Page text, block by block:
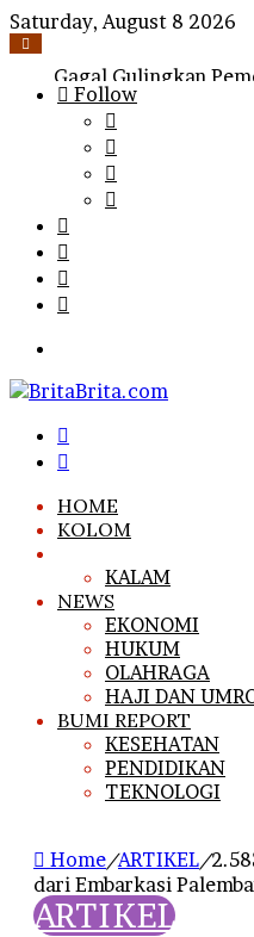
Saturday, August 8 2026
Follow
HOME
KOLOM
KALAM
NEWS
EKONOMI
HUKUM
OLAHRAGA
HAJI DAN
BUMI REPORT
KESEHATAN
PENDIDIKAN
TEKNOLOGI
Home/ARTIKEL/
dari Embarkasi
ARTIKEL